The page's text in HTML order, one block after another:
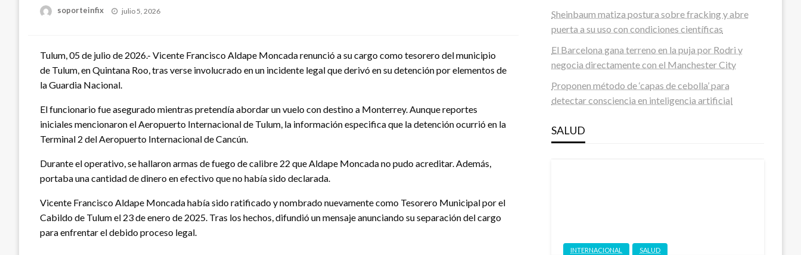
soporteinfix
Publicado
julio 5, 2026
Tulum, 05 de julio de 2026.- Vicente Francisco Aldape Moncada renunció a su cargo como tesorero del municipio
de Tulum, en Quintana Roo, tras verse involucrado en un incidente legal que derivó en su detención por elementos de
la Guardia Nacional.
El funcionario fue asegurado mientras pretendía abordar un vuelo con destino a Monterrey. Aunque reportes
iniciales mencionaron el Aeropuerto Internacional de Tulum, la información especifica que la detención ocurrió en la
Terminal 2 del Aeropuerto Internacional de Cancún.
Durante el operativo, se hallaron armas de fuego de calibre 22 que Aldape Moncada no pudo acreditar. Además,
portaba una cantidad de dinero en efectivo que no había sido declarada.
Vicente Francisco Aldape Moncada había sido ratificado y nombrado nuevamente como Tesorero Municipal por el
Cabildo de Tulum el 23 de enero de 2025. Tras los hechos, difundió un mensaje anunciando su separación del cargo
para enfrentar el debido proceso legal.
Sheinbaum matiza postura sobre fracking y abre
puerta a su uso con condiciones científicas
El Barcelona gana terreno en la puja por Rodri y
negocia directamente con el Manchester City
Proponen método de ‘capas de cebolla’ para
detectar consciencia en inteligencia artificial
SALUD
INTERNACIONAL SALUD